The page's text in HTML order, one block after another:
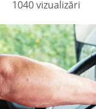
|
1040 vizualizări